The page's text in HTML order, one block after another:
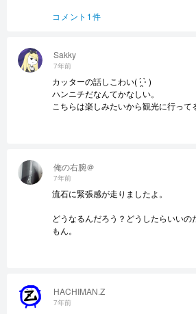
HACHIMAN.Z
7年前
俺の右腕＠
7年前
流石に緊張感が走りましたよ。
どうなるんだろう？どうしたらいいの
もん。
Sakky
7年前
カッターの話しこわい( ⋅́ ̯⋅̀ )
ハンニチだなんてかなしい。
こちらは楽しみたいから観光に行っ
コメント1件